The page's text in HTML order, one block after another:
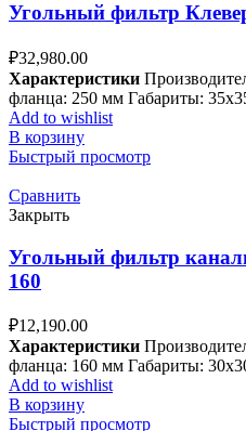
Угольный фильтр
₽32,980.00
Характеристики
фланца: 250 мм Габариты:
Add to wishlist
В корзину
Быстрый просмотр
Сравнить
Закрыть
Угольный фильтр
160
₽12,190.00
Характеристики
фланца: 160 мм Габариты:
Add to wishlist
В корзину
Быстрый просмотр